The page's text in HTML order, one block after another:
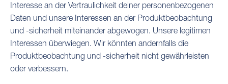
Interesse an der Vertraulichkeit deiner personenbezogenen
Daten und unsere Interessen an der Produktbeobachtung
und -sicherheit miteinander abgewogen. Unsere legitimen
Interessen überwiegen. Wir könnten andernfalls die
Produktbeobachtung und -sicherheit nicht gewährleisten
oder verbessern.